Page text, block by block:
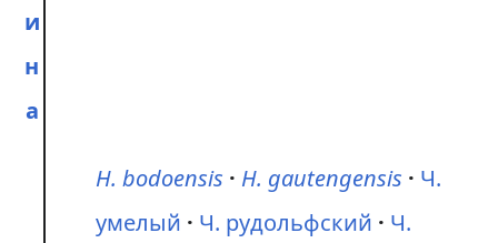
и
н
а
H. bodoensis H. gautengensis
Ч.
умелый
Ч. рудольфский
Ч.